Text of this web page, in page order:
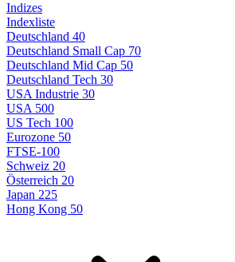
Indizes
Indexliste
Deutschland 40
Deutschland Small Cap 70
Deutschland Mid Cap 50
Deutschland Tech 30
USA Industrie 30
USA 500
US Tech 100
Eurozone 50
FTSE-100
Schweiz 20
Österreich 20
Japan 225
Hong Kong 50